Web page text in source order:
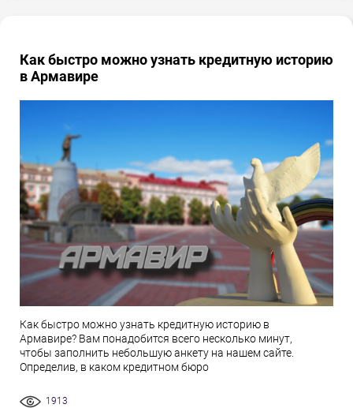
Как быстро можно узнать кредитную историю
в Армавире
Как быстро можно узнать кредитную историю в
Армавире? Вам понадобится всего несколько минут,
чтобы заполнить небольшую анкету на нашем сайте.
Определив, в каком кредитном бюро
1913